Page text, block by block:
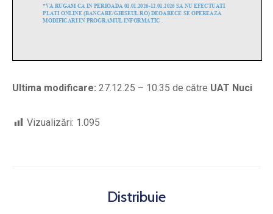
Ultima modificare: 27.12.25 – 10:35 de către UAT Nuci
Vizualizări: 1.095
Distribuie